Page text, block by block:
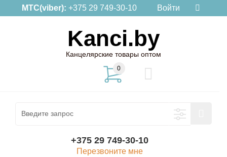
МТС(viber): +375 29 749-30-10 Войти
Kanci.by
Канцелярские товары оптом
0
+375 29 749-30-10
Перезвоните мне